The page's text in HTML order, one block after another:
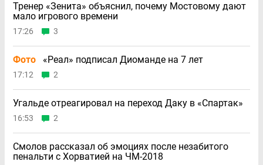
Тренер «Зенита» объяснил, почему Мостовому дают
мало игрового времени
17:26 3
Фото «Реал» подписал Диоманде на 7 лет
17:12 2
Угальде отреагировал на переход Даку в «Спартак»
16:53 2
Смолов рассказал об эмоциях после незабитого
пенальти с Хорватией на ЧМ-2018